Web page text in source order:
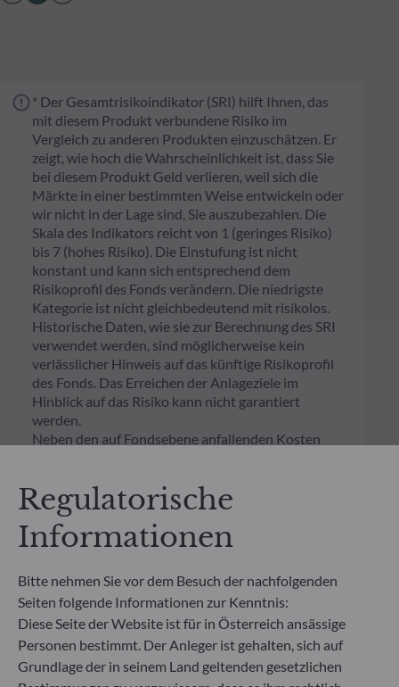
* Der Gesamtrisikoindikator (SRI) hilft Ihnen, das
mit diesem Produkt verbundene Risiko im
Vergleich zu anderen Produkten einzuschätzen. Er
zeigt, wie hoch die Wahrscheinlichkeit ist, dass Sie
bei diesem Produkt Geld verlieren, weil sich die
Märkte in einer bestimmten Weise entwickeln oder
wir nicht in der Lage sind, Sie auszubezahlen. Die
Skala des Indikators reicht von 1 (geringes Risiko)
bis 7 (hohes Risiko). Die Einstufung ist nicht
konstant und kann sich entsprechend dem
Risikoprofil des Fonds verändern. Die niedrigste
Kategorie ist nicht gleichbedeutend mit risikolos.
Historische Daten, wie sie zur Berechnung des SRI
verwendet werden, sind möglicherweise kein
verlässlicher Hinweis auf das künftige Risikoprofil
des Fonds. Das Erreichen der Anlageziele im
Hinblick auf das Risiko kann nicht garantiert
werden.
Neben den auf Fondsebene anfallenden Kosten
Rücknahmegebühr gemäß dem in der Rubrik
„Merkmale“ aufgeführten Prozentsatz des
Rücknahmepreises berücksichtigt. Kosten für die
Verwahrung von Fondsanteilen in Ihrem Depot
**Die EU-Verordnung zur Offenlegung von
Finance Disclosure Regulation, SFDR) ist ein
Regelwerk der EU, das darauf abzielt, das
Regulatorische
Informationen
Bitte nehmen Sie vor dem Besuch der nachfolgenden
Seiten folgende Informationen zur Kenntnis:
Diese Seite der Website ist für in Österreich ansässige
Personen bestimmt. Der Anleger ist gehalten, sich auf
Grundlage der in seinem Land geltenden gesetzlichen